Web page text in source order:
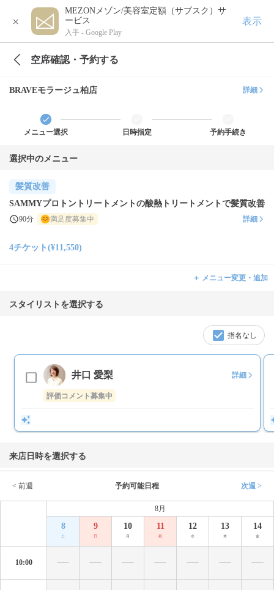
×
MEZONメゾン/美容室定額（サブスク）サ
ービス
入手 - Google Play
表示
空席確認・予約する
BRAVEモラージュ柏店 詳細
メニュー選択 日時指定 予約手続き
選択中のメニュー
髪質改善
SAMMYプロトントリートメントの酸熱トリートメントで髪質改善
90分 満足度募集中 詳細
4チケット(¥11,550)
＋ メニュー変更・追加
スタイリストを選択する
指名なし
井口 愛梨 詳細
評価コメント募集中
来店日時を選択する
< 前週 予約可能日程 次週 >
8月
8
土
9
日
10
月
11
祝
12
水
13
木
14
金
10:00